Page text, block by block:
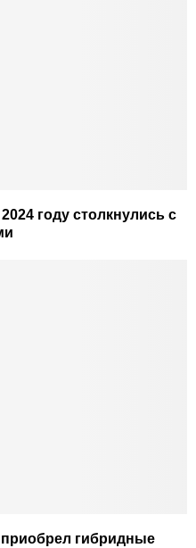
году столкнулись с
гибридные